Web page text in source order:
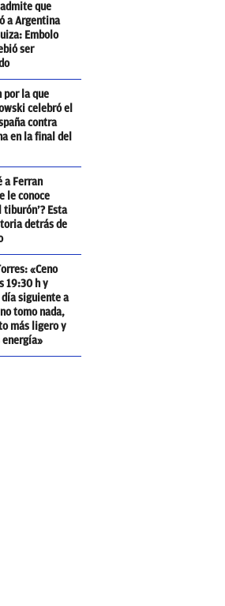
admite que
a Argentina
Embolo
ser
por la que
celebró el
contra
en la final del
a Ferran
le conoce
tiburón’? Esta
detrás de
«Ceno
19:30 h y
día siguiente a
no tomo nada,
más ligero y
energía»